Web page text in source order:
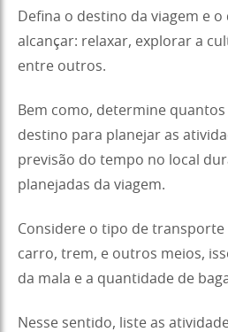
Defina o destino da viagem e o
alcançar: relaxar, explorar a
entre outros.
Bem como, determine
destino para planejar as
previsão do tempo no local
planejadas da viagem.
Considere o tipo de transporte
carro, trem, e outros meios,
da mala e a quantidade de
Nesse sentido, liste as